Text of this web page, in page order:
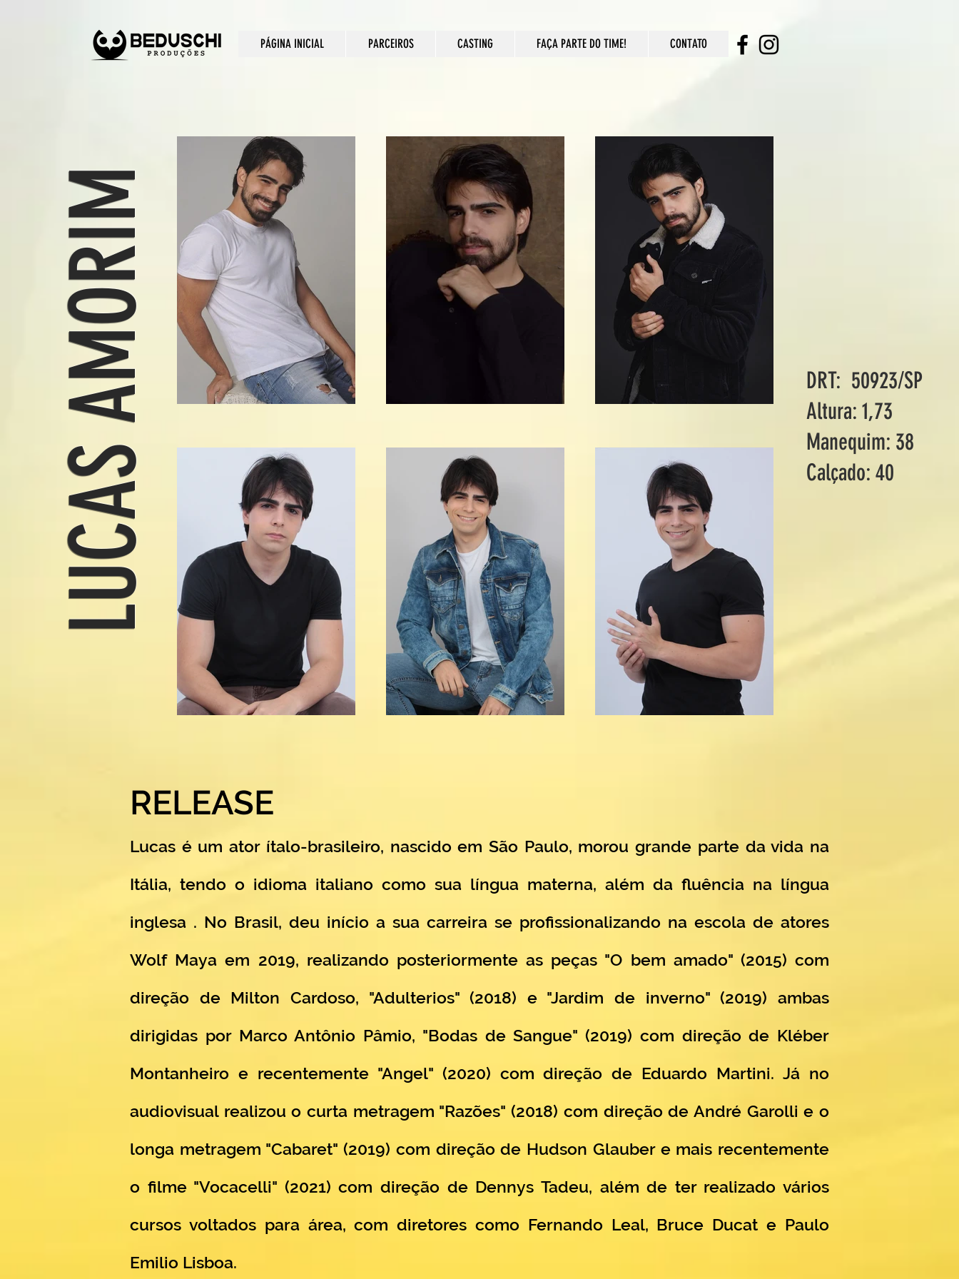
PÁGINA INICIAL PARCEIROS CASTING FAÇA PARTE DO TIME! CONTATO
LUCAS AMORIM
DRT: 50923/SP
Altura: 1,73
Manequim: 38
Calçado: 40
RELEASE
Lucas é um ator ítalo-brasileiro, nascido em São Paulo, morou grande parte da vida na
Itália, tendo o idioma italiano como sua língua materna, além da fluência na língua
inglesa . No Brasil, deu início a sua carreira se profissionalizando na escola de atores
Wolf Maya em 2019, realizando posteriormente as peças "O bem amado" (2015) com
direção de Milton Cardoso, "Adulterios" (2018) e "Jardim de inverno" (2019) ambas
dirigidas por Marco Antônio Pâmio, "Bodas de Sangue" (2019) com direção de Kléber
Montanheiro e recentemente "Angel" (2020) com direção de Eduardo Martini. Já no
audiovisual realizou o curta metragem "Razões" (2018) com direção de André Garolli e o
longa metragem "Cabaret" (2019) com direção de Hudson Glauber e mais recentemente
o filme "Vocacelli" (2021) com direção de Dennys Tadeu, além de ter realizado vários
cursos voltados para área, com diretores como Fernando Leal, Bruce Ducat e Paulo
Emilio Lisboa.